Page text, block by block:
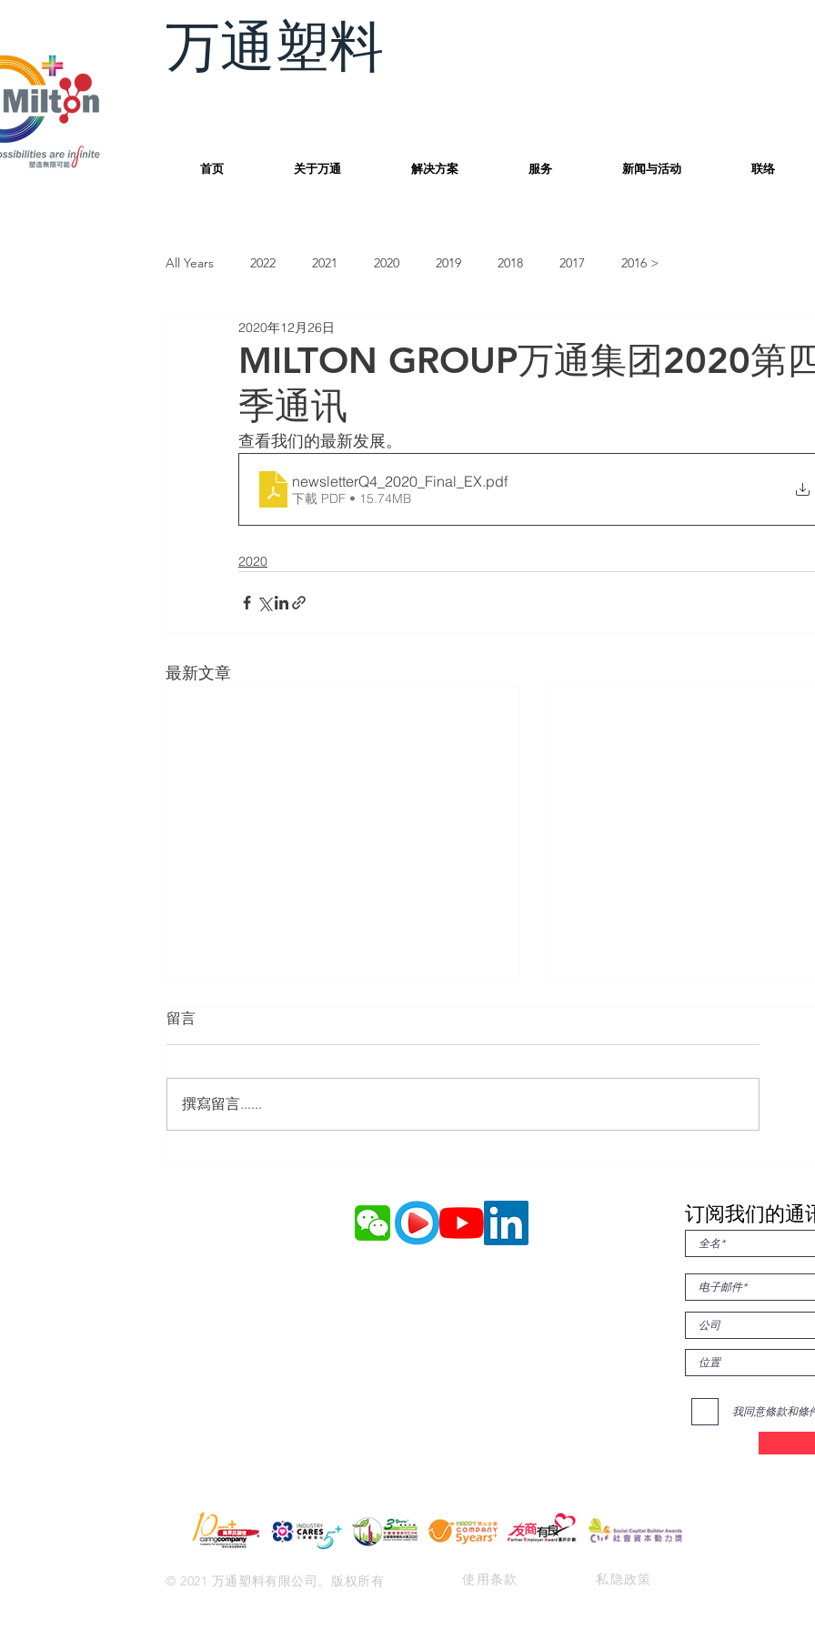
万通塑料
首页 关于万通 解决方案 服务 新闻与活动 联络
All Years 2022 2021 2020 2019 2018 2017 2016 >
MILTON GROUP万通集团2020第
季通讯
2020年12月26日
查看我们的最新发展。
newsletterQ4_2020_Final_EX.pdf
下載 PDF • 15.74MB
2020
最新文章
MILTON GROUP万通集团2020第一季通
留言
撰寫留言......
© 2021 万通塑料有限公司。版权所有 使用条款 私隐政策
订阅我们的通
我同意條款和條